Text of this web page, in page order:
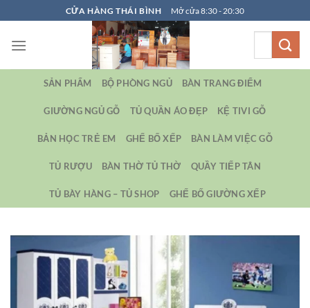
qua
nội
CỬA HÀNG THÁI BÌNH Mở cửa 8:30 - 20:30
SẢN PHẨM BỘ PHÒNG NGỦ BÀN TRANG ĐIỂM
GIƯỜNG NGỦ GỖ TỦ QUẦN ÁO ĐẸP KỆ TIVI GỖ
BẢN HỌC TRẺ EM GHẾ BỐ XẾP BÀN LÀM VIỆC GỖ
TỦ RƯỢU BÀN THỜ TỦ THỜ QUẦY TIẾP TÂN
TỦ BÀY HÀNG – TỦ SHOP GHẾ BỐ GIƯỜNG XẾP